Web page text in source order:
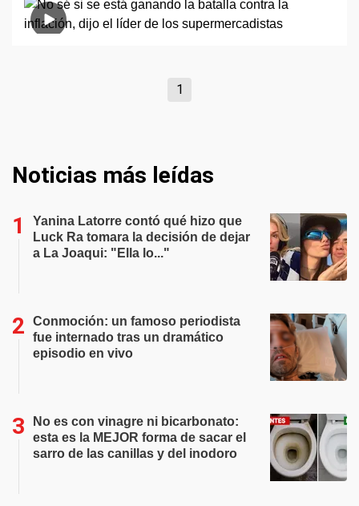
1
Noticias más leídas
Yanina Latorre contó qué hizo que
Luck Ra tomara la decisión de dejar
a La Joaqui: "Ella lo..."
Conmoción: un famoso periodista
fue internado tras un dramático
episodio en vivo
No es con vinagre ni bicarbonato:
esta es la MEJOR forma de sacar el
sarro de las canillas y del inodoro